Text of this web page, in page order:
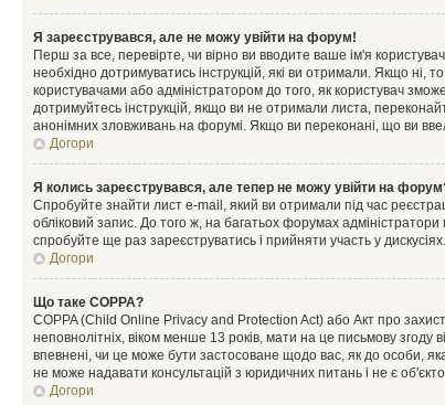
Я зареєструвався, але не можу увійти на форум!
Перш за все, перевірте, чи вірно ви вводите ваше ім'я
необхідно дотримуватись інструкцій, які ви отримали. Якщо ні,
користувачами або адміністратором до того, як користувач
дотримуйтесь інструкцій, якщо ви не отримали листа,
анонімних зловживань на форумі. Якщо ви переконані, що ви
Догори
Я колись зареєструвався, але тепер не можу увійти на
Спробуйте знайти лист e-mail, який ви отримали під час
обліковий запис. До того ж, на багатьох форумах
спробуйте ще раз зареєструватись і прийняти участь у дискусіях.
Догори
Що таке COPPA?
COPPA (Child Online Privacy and Protection Act) або Акт про
неповнолітніх, віком менше 13 років, мати на це письмову згоду
впевнені, чи це може бути застосоване щодо вас, як до особи,
не може надавати консультацій з юридичних питань і не є
Догори